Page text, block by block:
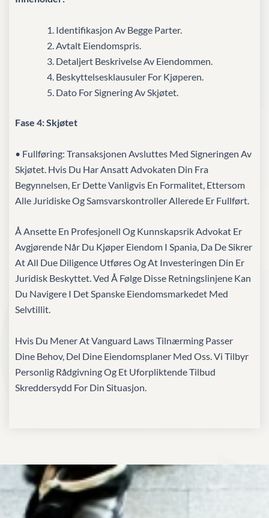
Identifikasjon Av Begge Parter.
Avtalt Eiendomspris.
Detaljert Beskrivelse Av Eiendommen.
Beskyttelsesklausuler For Kjøperen.
Dato For Signering Av Skjøtet.
Fase 4: Skjøtet
• Fullføring: Transaksjonen Avsluttes Med Signeringen Av
Skjøtet. Hvis Du Har Ansatt Advokaten Din Fra
Begynnelsen, Er Dette Vanligvis En Formalitet, Ettersom
Alle Juridiske Og Samsvarskontroller Allerede Er Fullført.
Å Ansette En Profesjonell Og Kunnskapsrik Advokat Er
Avgjørende Når Du Kjøper Eiendom I Spania, Da De Sikrer
At All Due Diligence Utføres Og At Investeringen Din Er
Juridisk Beskyttet. Ved Å Følge Disse Retningslinjene Kan
Du Navigere I Det Spanske Eiendomsmarkedet Med
Selvtillit.
Hvis Du Mener At Vanguard Laws Tilnærming Passer
Dine Behov, Del Dine Eiendomsplaner Med Oss. Vi Tilbyr
Personlig Rådgivning Og Et Uforpliktende Tilbud
Skreddersydd For Din Situasjon.